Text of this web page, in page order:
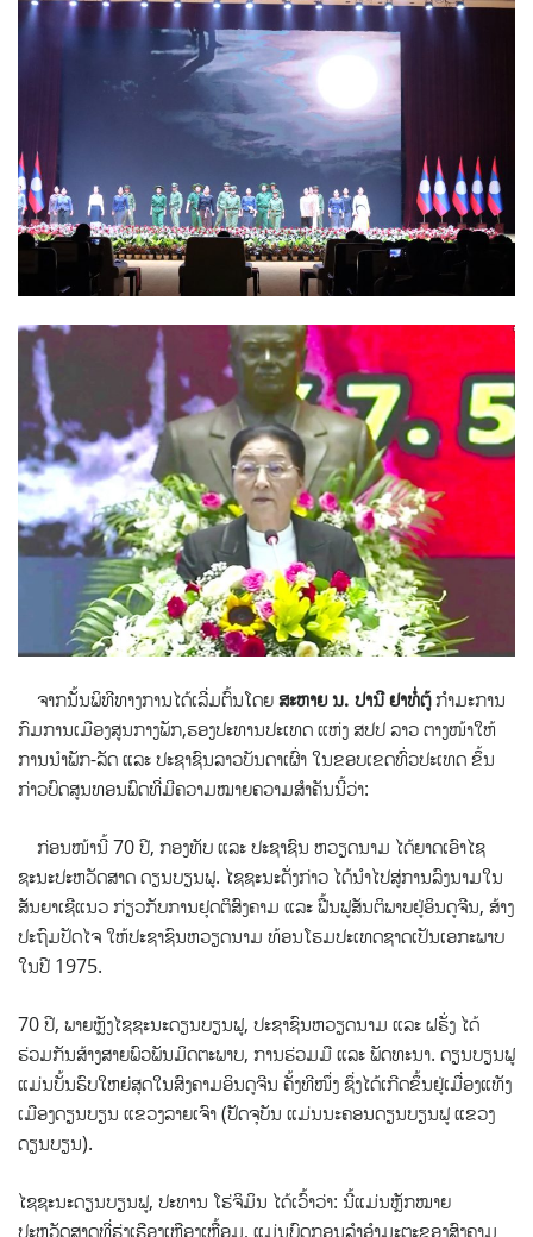
ຈາກນັ້ນພິທີທາງການໄດ້ເລີ່ມຕົ້ນໂດຍສະຫາຍ ນ. ປານີ ຢາທໍ່ຕູ້ກຳມະການ
ກົມການເມືອງສູນກາງພັກ,ຮອງປະທານປະເທດ ແຫ່ງ ສປປ ລາວ ຕາງໜ້າໃຫ້
ການນຳພັກ-ລັດ ແລະ ປະຊາຊົນລາວບັນດາເຜົ່າ ໃນຂອບເຂດທົ່ວປະເທດ ຂຶ້ນ
ກ່າວບົດສູນທອນພົດທີ່ມີຄວາມໝາຍຄວາມສຳຄັນນີ້ວ່າ:
ກ່ອນໜ້ານີ້ 70 ປີ, ກອງທັບ ແລະ ປະຊາຊົນ ຫວຽດນາມ ໄດ້ຍາດເອົາໄຊ
ຊະນະປະຫວັດສາດ ດຽນບຽນຟູ. ໄຊຊະນະດັ່ງກ່າວ ໄດ້ນຳໄປສູ່ການລົງນາມໃນ
ສັນຍາເຊີແນວ ກ່ຽວກັບການຢຸດຕິສົງຄາມ ແລະ ຟື້ນຟູສັນຕິພາບຢູ່ອິນດູຈີນ, ສ້າງ
ປະຖົມປັດໄຈ ໃຫ້ປະຊາຊົນຫວຽດນາມ ທ້ອນໂຮມປະເທດຊາດເປັນເອກະພາບ
ໃນປີ 1975.
70 ປີ, ພາຍຫຼັງໄຊຊະນະດຽນບຽນຟູ, ປະຊາຊົນຫວຽດນາມ ແລະ ຝຣັ່ງ ໄດ້
ຮ່ວມກັນສ້າງສາຍພົວພັນມິດຕະພາບ, ການຮ່ວມມື ແລະ ພັດທະນາ. ດຽນບຽນຟູ
ແມ່ນບັ້ນຮົບໃຫຍ່ສຸດໃນສົງຄາມອິນດູຈີນ ຄັ້ງທີໜຶ່ງ ຊຶ່ງໄດ້ເກີດຂຶ້ນຢູ່ເມື່ອງແທັງ
ເມືອງດຽນບຽນ ແຂວງລາຍເຈົາ (ປັດຈຸບັນ ແມ່ນນະຄອນດຽນບຽນຟູ ແຂວງ
ດຽນບຽນ).
ໄຊຊະນະດຽນບຽນຟູ, ປະທານ ໂຮ່ຈິມິນ ໄດ້ເວົ້າວ່າ: ນີ້ແມ່ນຫຼັກໝາຍ
ປະຫວັດສາດທີ່ຮຸ່ງເຮືອງເຫຼືອງເຫຼື້ອມ, ແມ່ນບົດກອນລຳອຳມະຕະຂອງສົງຄາມ